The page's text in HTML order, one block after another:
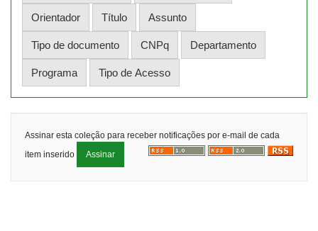
Assinar esta coleção para receber notificações por e-mail de cada
item inserido